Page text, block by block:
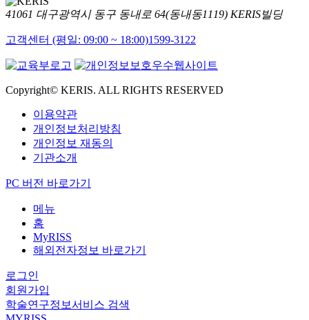
41061 대구광역시 동구 동내로 64(동내동1119) KERIS빌딩
고객센터 (평일: 09:00 ~ 18:00)1599-3122
Copyright© KERIS. ALL RIGHTS RESERVED
이용약관
개인정보처리방침
개인정보 재동의
기관소개
PC 버전 바로가기
메뉴
홈
MyRISS
해외전자정보 바로가기
로그인
회원가입
학술연구정보서비스 검색